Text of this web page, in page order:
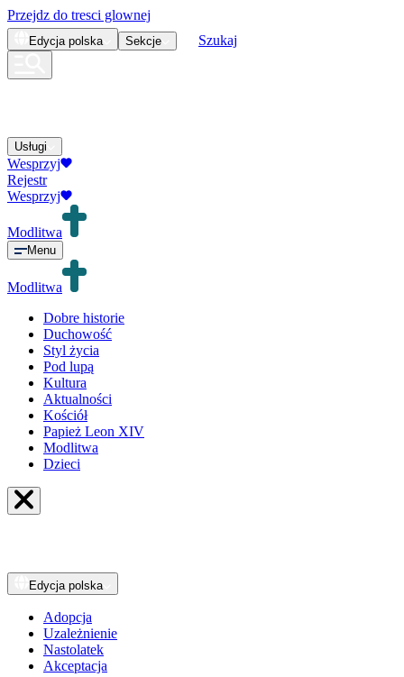
Przejdz do tresci glownej
Edycja polska Sekcje Szukaj
Usługi
Wesprzyj
Rejestr
Wesprzyj
Modlitwa
Menu
Modlitwa
Dobre historie
Duchowość
Styl życia
Pod lupą
Kultura
Aktualności
Kościół
Papież Leon XIV
Modlitwa
Dzieci
Edycja polska
Adopcja
Uzależnienie
Nastolatek
Akceptacja